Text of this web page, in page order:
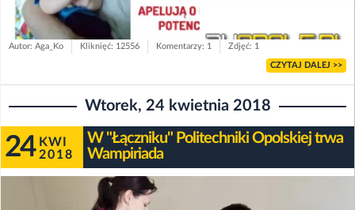
Autor: Aga_Ko Kliknięć: 12556 Komentarzy: 1 Zdjęć: 1
CZYTAJ DALEJ >>
Wtorek, 24 kwietnia 2018
24 KWI
2018
W "Łączniku" Politechniki Opolskiej trwa
Wampiriada